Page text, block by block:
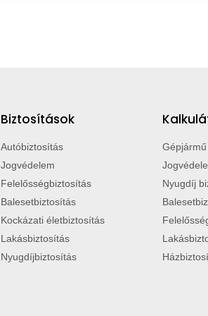
Biztosítások
Autóbiztosítás
Jogvédelem
Felelősségbiztosítás
Balesetbiztosítás
Kockázati életbiztosítás
Lakásbiztosítás
Nyugdíjbiztosítás
Nyugdíj